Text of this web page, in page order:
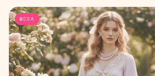
MODA